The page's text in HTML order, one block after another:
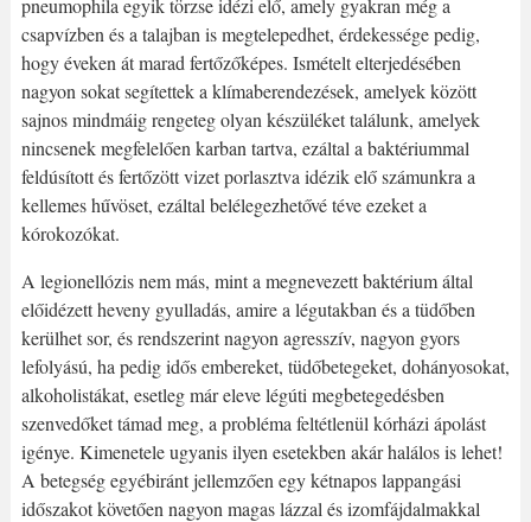
pneumophila egyik törzse idézi elő, amely gyakran még a
csapvízben és a talajban is megtelepedhet, érdekessége pedig,
hogy éveken át marad fertőzőképes. Ismételt elterjedésében
nagyon sokat segítettek a klímaberendezések, amelyek között
sajnos mindmáig rengeteg olyan készüléket találunk, amelyek
nincsenek megfelelően karban tartva, ezáltal a baktériummal
feldúsított és fertőzött vizet porlasztva idézik elő számunkra a
kellemes hűvöset, ezáltal belélegezhetővé téve ezeket a
kórokozókat.
A legionellózis nem más, mint a megnevezett baktérium által
előidézett heveny gyulladás, amire a légutakban és a tüdőben
kerülhet sor, és rendszerint nagyon agresszív, nagyon gyors
lefolyású, ha pedig idős embereket, tüdőbetegeket, dohányosokat,
alkoholistákat, esetleg már eleve légúti megbetegedésben
szenvedőket támad meg, a probléma feltétlenül kórházi ápolást
igénye. Kimenetele ugyanis ilyen esetekben akár halálos is lehet!
A betegség egyébiránt jellemzően egy kétnapos lappangási
időszakot követően nagyon magas lázzal és izomfájdalmakkal